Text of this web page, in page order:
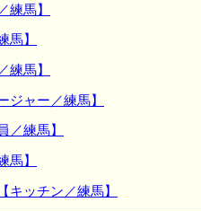
馬】
】
馬】
ャー／練馬】
練馬】
】
ッチン／練馬】